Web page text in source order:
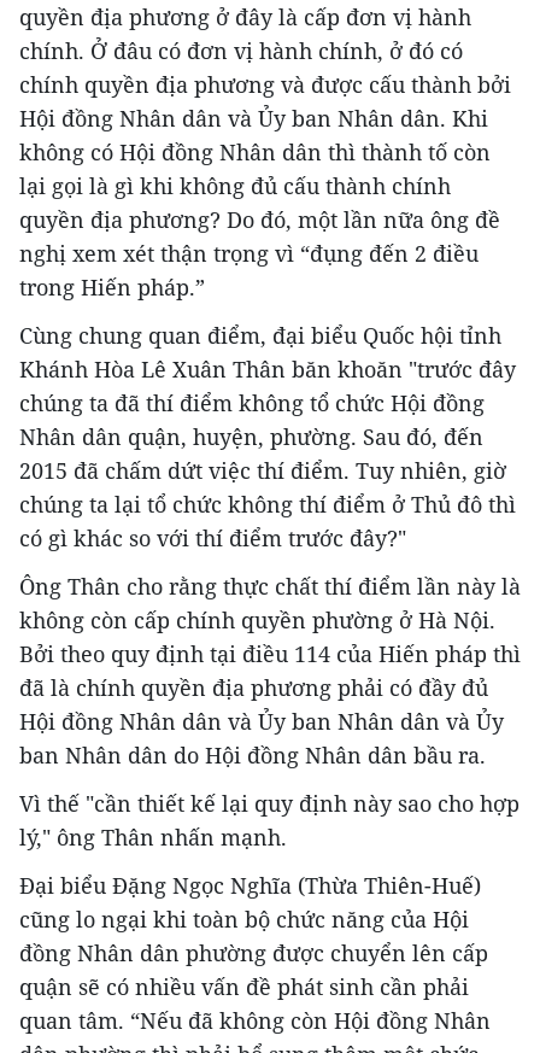
quyền địa phương ở đây là cấp đơn vị hành
chính. Ở đâu có đơn vị hành chính, ở đó có
chính quyền địa phương và được cấu thành bởi
Hội đồng Nhân dân và Ủy ban Nhân dân. Khi
không có Hội đồng Nhân dân thì thành tố còn
lại gọi là gì khi không đủ cấu thành chính
quyền địa phương? Do đó, một lần nữa ông đề
nghị xem xét thận trọng vì “đụng đến 2 điều
trong Hiến pháp.”
Cùng chung quan điểm, đại biểu Quốc hội tỉnh
Khánh Hòa Lê Xuân Thân băn khoăn "trước đây
chúng ta đã thí điểm không tổ chức Hội đồng
Nhân dân quận, huyện, phường. Sau đó, đến
2015 đã chấm dứt việc thí điểm. Tuy nhiên, giờ
chúng ta lại tổ chức không thí điểm ở Thủ đô thì
có gì khác so với thí điểm trước đây?"
Ông Thân cho rằng thực chất thí điểm lần này là
không còn cấp chính quyền phường ở Hà Nội.
Bởi theo quy định tại điều 114 của Hiến pháp thì
đã là chính quyền địa phương phải có đầy đủ
Hội đồng Nhân dân và Ủy ban Nhân dân và Ủy
ban Nhân dân do Hội đồng Nhân dân bầu ra.
Vì thế "cần thiết kế lại quy định này sao cho hợp
lý," ông Thân nhấn mạnh.
Đại biểu Đặng Ngọc Nghĩa (Thừa Thiên-Huế)
cũng lo ngại khi toàn bộ chức năng của Hội
đồng Nhân dân phường được chuyển lên cấp
quận sẽ có nhiều vấn đề phát sinh cần phải
quan tâm. “Nếu đã không còn Hội đồng Nhân